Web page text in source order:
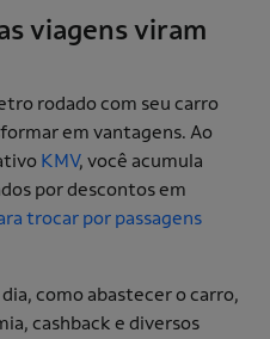
viagens viram
rodado com seu carro
em vantagens. Ao
KMV, você acumula
por descontos em
trocar por passagens
como abastecer o carro,
cashback e diversos